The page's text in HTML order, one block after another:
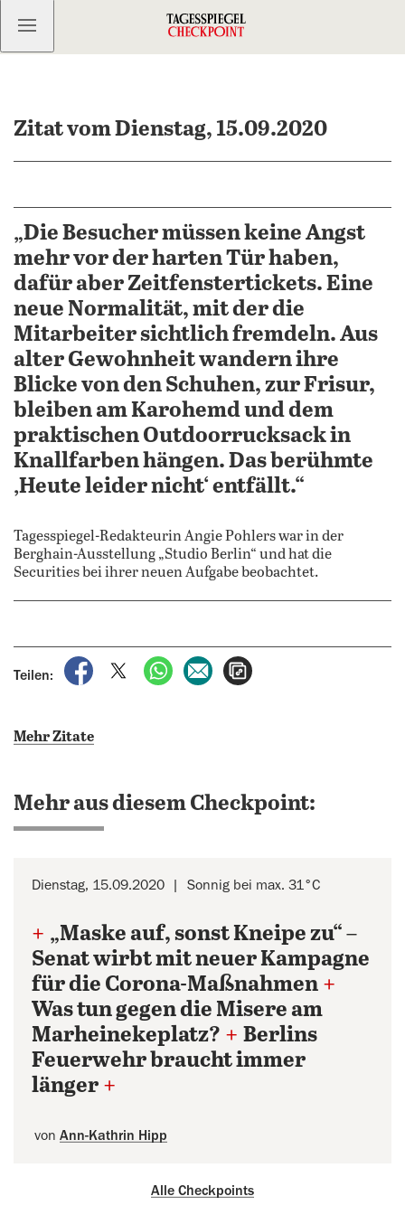
Kostenlos anmelden
Zitat vom Dienstag, 15.09.2020
„Die Besucher müssen keine Angst
mehr vor der harten Tür haben,
dafür aber Zeitfenstertickets. Eine
neue Normalität, mit der die
Mitarbeiter sichtlich fremdeln. Aus
alter Gewohnheit wandern ihre
Blicke von den Schuhen, zur Frisur,
bleiben am Karohemd und dem
praktischen Outdoorrucksack in
Knallfarben hängen. Das berühmte
‚Heute leider nicht‘ entfällt.“
Tagesspiegel-Redakteurin Angie Pohlers war in der
Berghain-Ausstellung „Studio Berlin“ und hat die
Securities bei ihrer neuen Aufgabe beobachtet.
Teilen:
auf Facebook teilen
auf X teilenper WhatsApp teilen
per E-Mail teilen
Mehr Zitate
Mehr aus diesem Checkpoint:
Dienstag, 15.09.2020 Sonnig bei max. 31°C
+ „Maske auf, sonst Kneipe zu“ –
Senat wirbt mit neuer Kampagne
für die Corona-Maßnahmen +
Was tun gegen die Misere am
Marheinekeplatz? + Berlins
Feuerwehr braucht immer
länger +
von Ann-Kathrin Hipp
Alle Checkpoints